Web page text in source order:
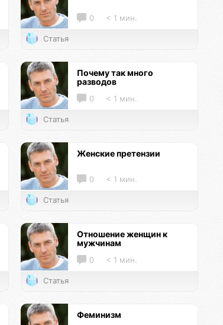
0 < 1 мин.
Статья
Почему так много
разводов
0 < 1 мин.
Статья
Женские претензии
0 < 1 мин.
Статья
Отношение женщин к
мужчинам
0 < 1 мин.
Статья
Феминизм